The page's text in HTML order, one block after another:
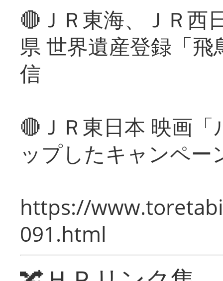
🔴ＪＲ東海、ＪＲ西
県 世界遺産登録「
信
🔴ＪＲ東日本 映画
ップしたキャンペー
https://
091.html